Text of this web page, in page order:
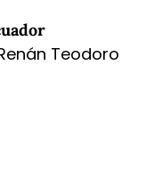
Teodoro